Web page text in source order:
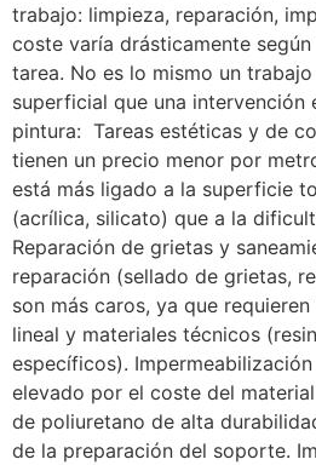
trabajo: limpieza, reparación,
coste varía drásticamente
tarea. No es lo mismo un
superficial que una intervención
pintura: Tareas estéticas y de
tienen un precio menor por
está más ligado a la superficie
(acrílica, silicato) que a la
Reparación de grietas y
reparación (sellado de grietas,
son más caros, ya que
lineal y materiales técnicos
específicos).
elevado por el coste del
de poliuretano de alta
de la preparación del soporte.